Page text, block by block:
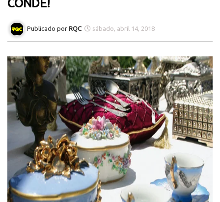
CONDE!
RQC sábado, abril 14, 2018